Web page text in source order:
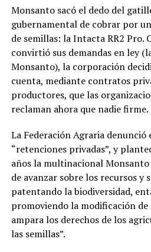
Monsanto sacó el dedo del
gubernamental de cobrar por
de semillas: la Intacta RR2 Pro.
convirtió sus demandas en ley
Monsanto), la corporación
cuenta, mediante contratos
productores, que las
reclaman ahora que nadie firme.
La Federación Agraria
“retenciones privadas”, y
años la multinacional
de avanzar sobre los recursos y
patentando la biodiversidad,
promoviendo la modificación
ampara los derechos de los
las semillas”.